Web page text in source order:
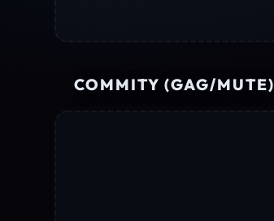
COMMITY (GAG/MUTE)